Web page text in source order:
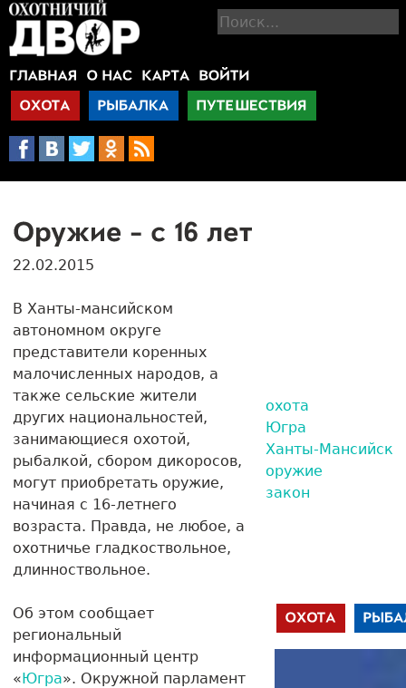
Jump to navigation
П
и
с
к
22.02.2015
В Ханты-мансийском
автономном округе
представители коренных
малочисленных народов, а
также сельские жители
других национальностей,
занимающиеся охотой,
рыбалкой, сбором дикоросов,
могут приобретать оружие,
начиная с 16-летнего
возраста. Правда, не любое, а
охотничье гладкоствольное,
длинноствольное.
Об этом сообщает
региональный
информационный центр
«Югра». Окружной парламент
охота
Югра
Ханты-Мансийск
оружие
закон